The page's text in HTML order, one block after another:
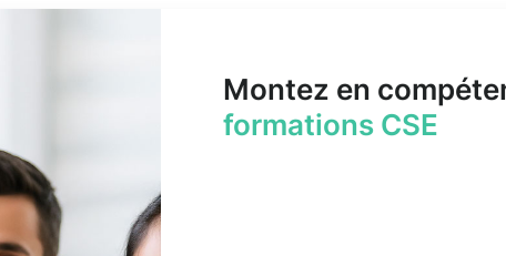
Montez en
formations CSE